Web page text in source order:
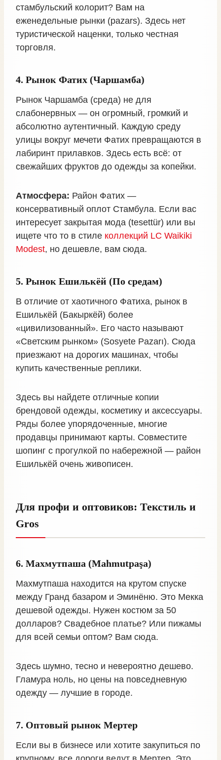
стамбульский колорит? Вам на
еженедельные рынки (pazars). Здесь нет
туристической наценки, только честная
торговля.
4. Рынок Фатих (Чаршамба)
Рынок Чаршамба (среда) не для
слабонервных — он огромный, громкий и
абсолютно аутентичный. Каждую среду
улицы вокруг мечети Фатих превращаются в
лабиринт прилавков. Здесь есть всё: от
свежайших фруктов до одежды за копейки.
Атмосфера: Район Фатих —
консервативный оплот Стамбула. Если вас
интересует закрытая мода (tesettür) или вы
ищете что то в стиле коллекций LC Waikiki
Modest, но дешевле, вам сюда.
5. Рынок Ешилькёй (По средам)
В отличие от хаотичного Фатиха, рынок в
Ешилькёй (Бакыркёй) более
«цивилизованный». Его часто называют
«Светским рынком» (Sosyete Pazarı). Сюда
приезжают на дорогих машинах, чтобы
купить качественные реплики.
Здесь вы найдете отличные копии
брендовой одежды, косметику и аксессуары.
Ряды более упорядоченные, многие
продавцы принимают карты. Совместите
шопинг с прогулкой по набережной — район
Ешилькёй очень живописен.
Для профи и оптовиков: Текстиль и
Gros
6. Махмутпаша (Mahmutpaşa)
Махмутпаша находится на крутом спуске
между Гранд базаром и Эминёню. Это Мекка
дешевой одежды. Нужен костюм за 50
долларов? Свадебное платье? Или пижамы
для всей семьи оптом? Вам сюда.
Здесь шумно, тесно и невероятно дешево.
Гламура ноль, но цены на повседневную
одежду — лучшие в городе.
7. Оптовый рынок Мертер
Если вы в бизнесе или хотите закупиться по